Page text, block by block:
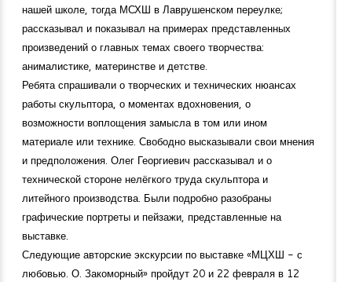
нашей школе, тогда МСХШ в Лаврушенском переулке;
рассказывал и показывал на примерах представленных
произведений о главных темах своего творчества:
анималистике, материнстве и детстве.
Ребята спрашивали о творческих и технических нюансах
работы скульптора, о моментах вдохновения, о
возможности воплощения замысла в том или ином
материале или технике. Свободно высказывали свои мнения
и предположения. Олег Георгиевич рассказывал и о
технической стороне нелёгкого труда скульптора и
литейного производства. Были подробно разобраны
графические портреты и пейзажи, представленные на
выставке.
Следующие авторские экскурсии по выставке «МЦХШ - с
любовью. О. Закоморный» пройдут 20 и 22 февраля в 12